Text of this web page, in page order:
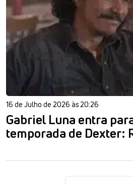
16 de Julho de 2026 às 20:26
Gabriel Luna entra
temporada de Dexter: